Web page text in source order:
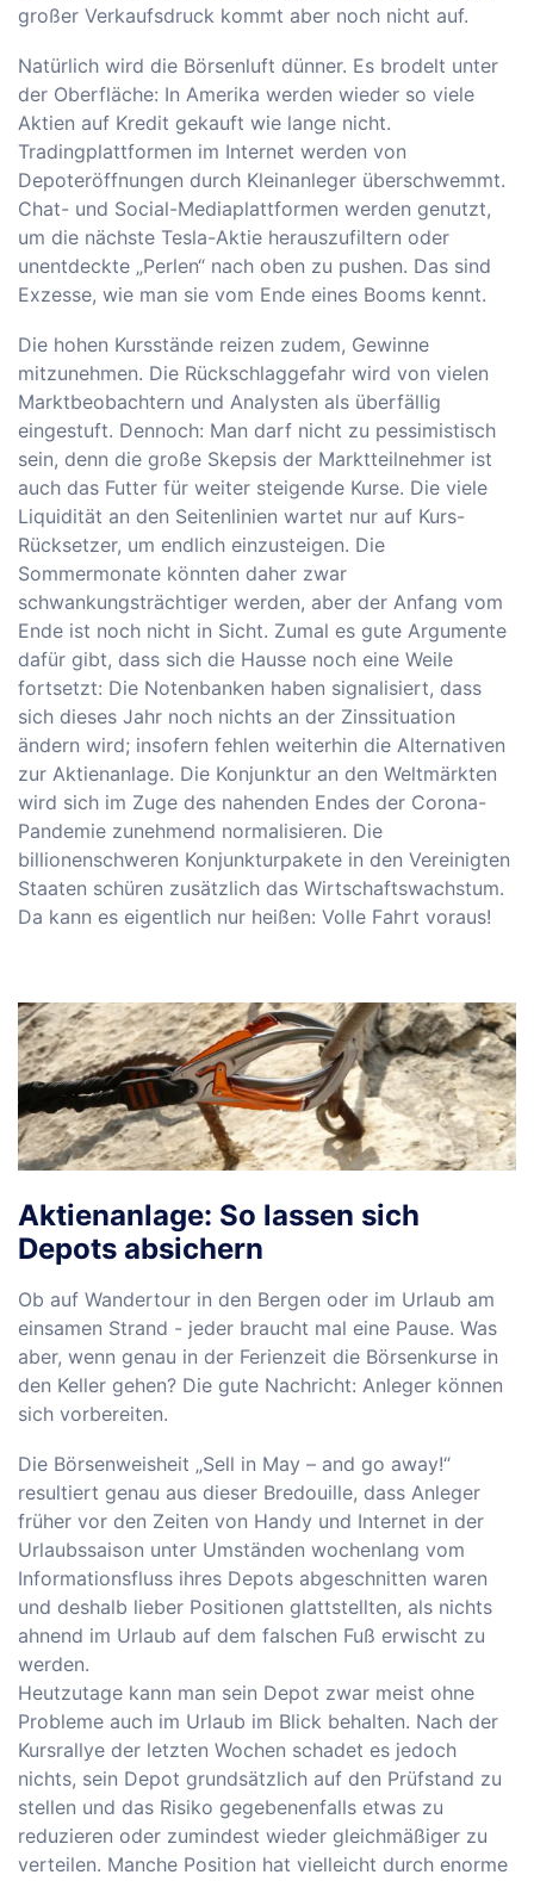
großer Verkaufsdruck kommt aber noch nicht auf.
Natürlich wird die Börsenluft dünner. Es brodelt unter
der Oberfläche: In Amerika werden wieder so viele
Aktien auf Kredit gekauft wie lange nicht.
Tradingplattformen im Internet werden von
Depoteröffnungen durch Kleinanleger überschwemmt.
Chat- und Social-Mediaplattformen werden genutzt,
um die nächste Tesla-Aktie herauszufiltern oder
unentdeckte „Perlen“ nach oben zu pushen. Das sind
Exzesse, wie man sie vom Ende eines Booms kennt.
Die hohen Kursstände reizen zudem, Gewinne
mitzunehmen. Die Rückschlaggefahr wird von vielen
Marktbeobachtern und Analysten als überfällig
eingestuft. Dennoch: Man darf nicht zu pessimistisch
sein, denn die große Skepsis der Marktteilnehmer ist
auch das Futter für weiter steigende Kurse. Die viele
Liquidität an den Seitenlinien wartet nur auf Kurs-
Rücksetzer, um endlich einzusteigen. Die
Sommermonate könnten daher zwar
schwankungsträchtiger werden, aber der Anfang vom
Ende ist noch nicht in Sicht. Zumal es gute Argumente
dafür gibt, dass sich die Hausse noch eine Weile
fortsetzt: Die Notenbanken haben signalisiert, dass
sich dieses Jahr noch nichts an der Zinssituation
ändern wird; insofern fehlen weiterhin die Alternativen
zur Aktienanlage. Die Konjunktur an den Weltmärkten
wird sich im Zuge des nahenden Endes der Corona-
Pandemie zunehmend normalisieren. Die
billionenschweren Konjunkturpakete in den Vereinigten
Staaten schüren zusätzlich das Wirtschaftswachstum.
Da kann es eigentlich nur heißen: Volle Fahrt voraus!
Aktienanlage: So lassen sich
Depots absichern
Ob auf Wandertour in den Bergen oder im Urlaub am
einsamen Strand - jeder braucht mal eine Pause. Was
aber, wenn genau in der Ferienzeit die Börsenkurse in
den Keller gehen? Die gute Nachricht: Anleger können
sich vorbereiten.
Die Börsenweisheit „Sell in May – and go away!“
resultiert genau aus dieser Bredouille, dass Anleger
früher vor den Zeiten von Handy und Internet in der
Urlaubssaison unter Umständen wochenlang vom
Informationsfluss ihres Depots abgeschnitten waren
und deshalb lieber Positionen glattstellten, als nichts
ahnend im Urlaub auf dem falschen Fuß erwischt zu
werden.
Heutzutage kann man sein Depot zwar meist ohne
Probleme auch im Urlaub im Blick behalten. Nach der
Kursrallye der letzten Wochen schadet es jedoch
nichts, sein Depot grundsätzlich auf den Prüfstand zu
stellen und das Risiko gegebenenfalls etwas zu
reduzieren oder zumindest wieder gleichmäßiger zu
verteilen. Manche Position hat vielleicht durch enorme